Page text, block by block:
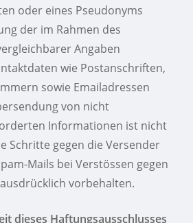
oder eines Pseudonyms
der im Rahmen des
Angaben
wie Postanschriften,
sowie Emailadressen
von nicht
Informationen ist nicht
Schritte gegen die Versender
Mails bei Verstössen gegen
vorbehalten.
dieses Haftungsausschlusses